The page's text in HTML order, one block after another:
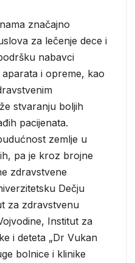
značajno
za lečenje dece i
nabavci
i opreme, kao
stvaranju boljih
pacijenata.
zemlje u
pa je kroz brojne
zdravstvene
Dečju
za zdravstvenu
Institut za
i deteta „Dr Vukan
bolnice i klinike